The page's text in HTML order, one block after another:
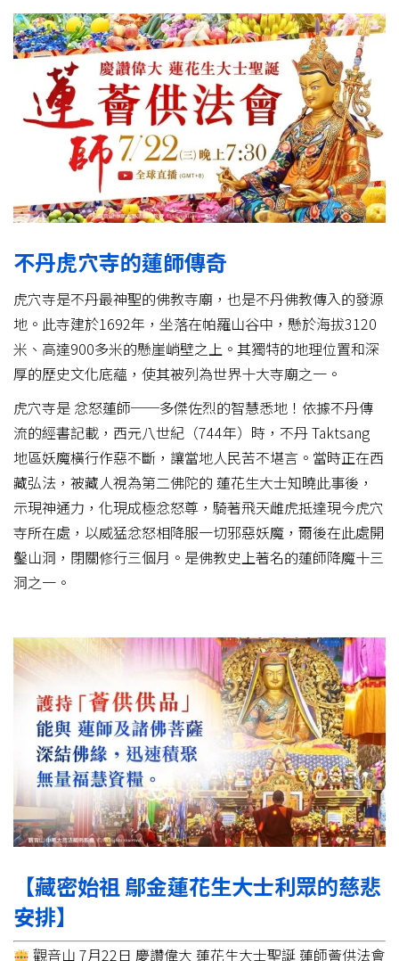
不丹虎穴寺的蓮師傳奇
虎穴寺是不丹最神聖的佛教寺廟，也是不丹佛教傳入的發源
地。此寺建於1692年，坐落在帕羅山谷中，懸於海拔3120
米、高達900多米的懸崖峭壁之上。其獨特的地理位置和深
厚的歷史文化底蘊，使其被列為世界十大寺廟之一。
虎穴寺是 忿怒蓮師──多傑佐烈的智慧悉地！依據不丹傳
流的經書記載，西元八世紀（744年）時，不丹 Taktsang
地區妖魔橫行作惡不斷，讓當地人民苦不堪言。當時正在西
藏弘法，被藏人視為第二佛陀的 蓮花生大士知曉此事後，
示現神通力，化現成極忿怒尊，騎著飛天雌虎抵達現今虎穴
寺所在處，以威猛忿怒相降服一切邪惡妖魔，爾後在此處開
鑿山洞，閉關修行三個月。是佛教史上著名的蓮師降魔十三
洞之一。
【藏密始祖 鄔金蓮花生大士利眾的慈悲
安排】
觀音山 7月22日 慶讚偉大 蓮花生大士聖誕 蓮師薈供法會